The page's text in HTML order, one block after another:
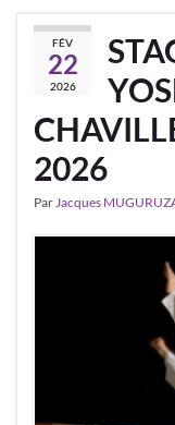
FÉV
22
2026
2026
Par Jacques